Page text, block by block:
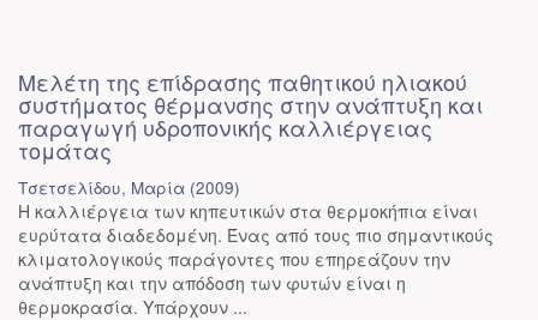
Μελέτη της επίδρασης παθητικού ηλιακού
συστήματος θέρμανσης στην ανάπτυξη και
παραγωγή υδροπονικής καλλιέργειας
τομάτας
Τσετσελίδου, Μαρία (2009)
Η καλλιέργεια των κηπευτικών στα θερμοκήπια είναι
ευρύτατα διαδεδομένη. Ένας από τους πιο σημαντικούς
κλιματολογικούς παράγοντες που επηρεάζουν την
ανάπτυξη και την απόδοση των φυτών είναι η
θερμοκρασία. Υπάρχουν ...